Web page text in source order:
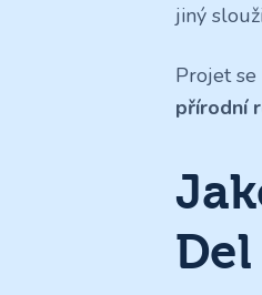
jiný
Projet
přírodní